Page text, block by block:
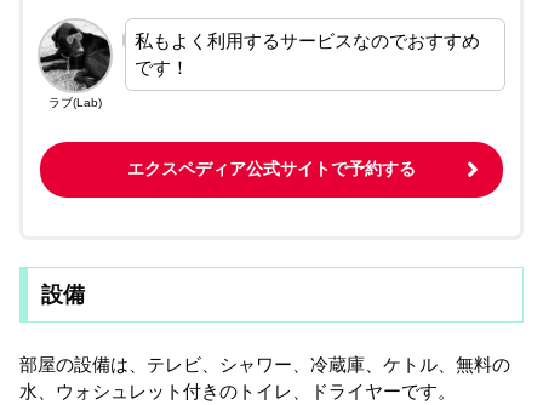
ラブ(Lab)
私もよく利用するサービスなのでおすすめ
です！
エクスペディア公式サイトで予約する
設備
部屋の設備は、テレビ、シャワー、冷蔵庫、ケトル、無料の
水、ウォシュレット付きのトイレ、ドライヤーです。